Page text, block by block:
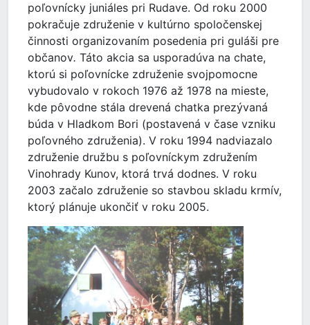
poľovnícky juniáles pri Rudave. Od roku 2000
pokračuje združenie v kultúrno spoločenskej
činnosti organizovaním posedenia pri guláši pre
občanov. Táto akcia sa usporadúva na chate,
ktorú si poľovnícke združenie svojpomocne
vybudovalo v rokoch 1976 až 1978 na mieste,
kde pôvodne stála drevená chatka prezývaná
búda v Hladkom Bori (postavená v čase vzniku
poľovného združenia). V roku 1994 nadviazalo
združenie družbu s poľovníckym združením
Vinohrady Kunov, ktorá trvá dodnes. V roku
2003 začalo združenie so stavbou skladu krmív,
ktorý plánuje ukončiť v roku 2005.